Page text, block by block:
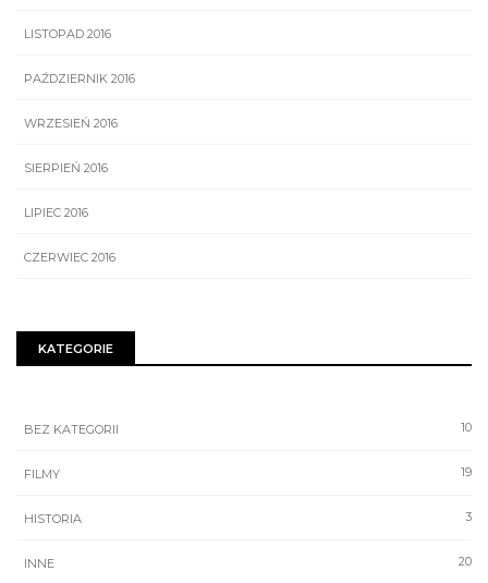
LISTOPAD 2016
PAŹDZIERNIK 2016
WRZESIEŃ 2016
SIERPIEŃ 2016
LIPIEC 2016
CZERWIEC 2016
KATEGORIE
10
BEZ KATEGORII
19
FILMY
3
HISTORIA
20
INNE